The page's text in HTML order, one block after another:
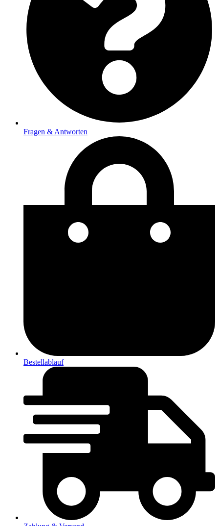
Fragen & Antworten
Bestellablauf